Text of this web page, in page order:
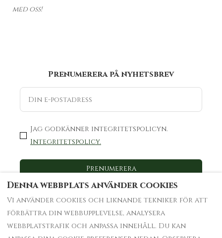
med oss!
Prenumerera på nyhetsbrev
Prenumerera
Jag godkänner integritetspolicyn.
Integritetspolicy.
Jobba med oss
Fastighetsägare
Denna webbplats använder cookies
Vi använder cookies och liknande tekniker för att
förbättra din webbupplevelse, analysera
webbplatstrafik och anpassa innehåll. Du kan